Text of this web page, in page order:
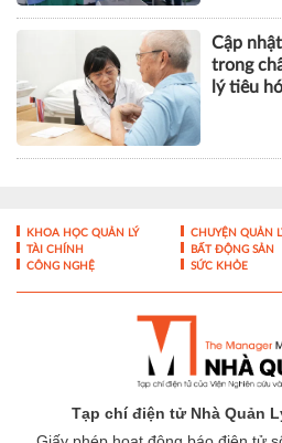
Cập
trong
lý tiêu
KHOA HỌC QUẢN LÝ CHUYỆN QUẢN
TÀI CHÍNH
BẤT ĐỘNG SẢN
CÔNG NGHỆ
SỨC KHỎE
Tạp chí điện tử Nhà Quản